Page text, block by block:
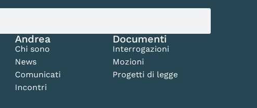
Andrea
Chi sono
News
Comunicati
Incontri
Documenti
Interrogazioni
Mozioni
Progetti di legge